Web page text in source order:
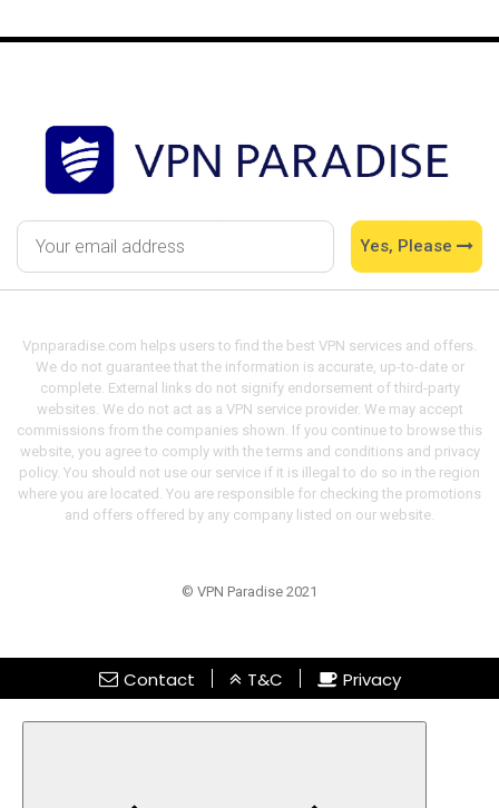
Yes, Please
Vpnparadise.com helps users to find the best VPN services and offers.
We do not guarantee that the information is accurate, up-to-date or
complete. External links do not signify endorsement of third-party
websites. We do not act as a VPN service provider. We may accept
commissions from the companies shown. If you continue to browse this
website, you agree to comply with the terms and conditions and privacy
policy. You should not use our service if it is illegal to do so in the region
where you are located. You are responsible for checking the promotions
and offers offered by any company listed on our website.
© VPN Paradise 2021
Contact T&C Privacy